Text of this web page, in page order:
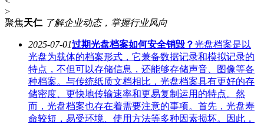
>
聚焦天仁 了解企业动态，掌握行业风向
2025-07-01过期光盘档案如何安全销毁？光盘档案是以
光盘为载体的档案形式，它兼备数据记录和模拟记录的
特点，不但可以存储信息，还能够存储声音、图像等各
种档案。与传统纸质文档相比，光盘档案具有更好的存
储密度、更快地传输速率和更易复制运用的特点。然
而，光盘档案也存在着需要注意的事项。首先，光盘寿
命较短，易受环境、使用方法等多种因素损坏。因此，